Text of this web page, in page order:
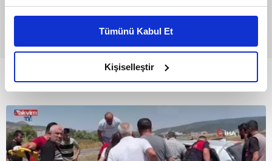
Bu çerezlere izin vermeniz halinde sizlere özel
daha iyi reklam deneyimi yaşatabiliriz. Bunu yaparken
amacımızın size daha iyi bir reklam deneyimi sunmak
olduğunu ve sizlere en iyi içerikleri sunabilmek adına
elimizden gelen çabayı gösterdiğimizi ve bu noktada,
reklamların maliyetlerimizi karşılamak noktasında tek gelir
kalemimiz olduğunu sizlere hatırlatmak isteriz.
Her halükârda, kullanıcılar, bu çerezlere izin vermedikleri
takdirde, kullanıcılara hedefli reklamlar
Tümünü Kabul Et
Kişiselleştir
Bunlar da Var